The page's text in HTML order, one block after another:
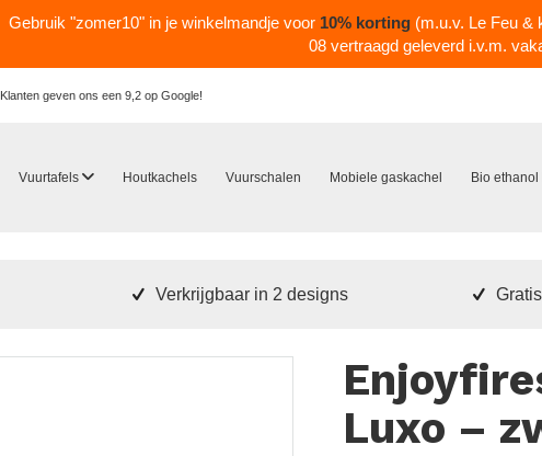
Klanten geven ons een 9,2 op Google!
Vuurtafels Houtkachels Vuurschalen Mobiele gaskachel Bio
Verkrijgbaar in 2 designs
Luxo –
Gebruik "zomer10" in je winkelmandje voor 10% korting (m.u.v. Le Feu &
08 vertraagd geleverd i.v.m.